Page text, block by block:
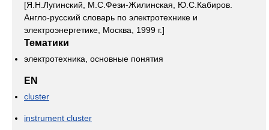
[Я.Н.Лугинский, М.С.Фези-Жилинская, Ю.С.Кабиров.
Англо-русский словарь по электротехнике и
электроэнергетике, Москва, 1999 г.]
Тематики
электротехника, основные понятия
EN
cluster
instrument cluster